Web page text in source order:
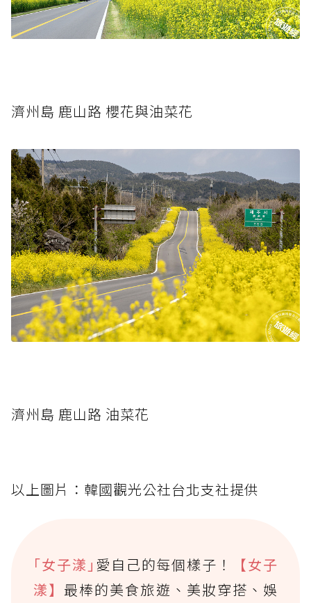
濟州島 鹿山路 櫻花與油菜花
濟州島 鹿山路 油菜花
以上圖片：韓國觀光公社台北支社提供
｢女子漾｣ 愛自己的每個樣子！
【女子
漾】最棒的美食旅遊、美妝穿搭、娛